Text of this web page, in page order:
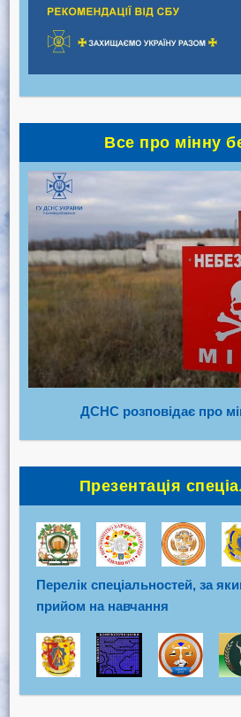
Все про мінну
ДСНС розповідає про
Презентація
Перелік спеціальностей, за
прийом на навчання